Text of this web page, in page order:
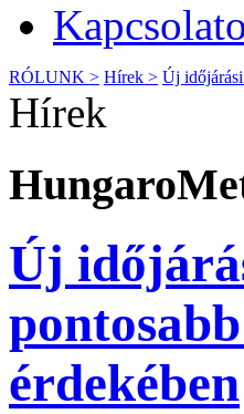
RÓLUNK > Hírek > Új időjárási
Hírek
Új
érdekében